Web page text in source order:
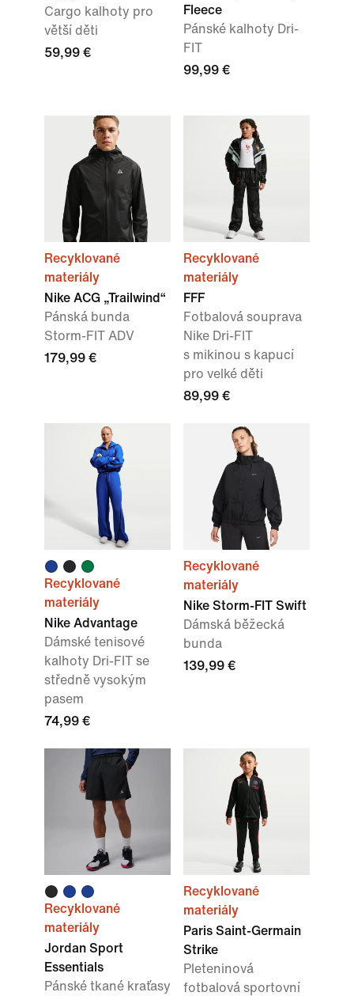
Cargo kalhoty pro
větší děti
59,99 €
Fleece
Pánské kalhoty Dri-
FIT
99,99 €
Recyklované
materiály
Nike ACG „Trailwind“
Pánská bunda
Storm-FIT ADV
179,99 €
Recyklované
materiály
FFF
Fotbalová souprava
Nike Dri-FIT
s mikinou s kapucí
pro velké děti
89,99 €
Recyklované
materiály
Nike Advantage
Dámské tenisové
kalhoty Dri-FIT se
středně vysokým
pasem
74,99 €
Recyklované
materiály
Nike Storm-FIT Swift
Dámská běžecká
bunda
139,99 €
Recyklované
materiály
Jordan Sport
Essentials
Pánské tkané kraťasy
Recyklované
materiály
Paris Saint-Germain
Strike
Pleteninová
fotbalová sportovní